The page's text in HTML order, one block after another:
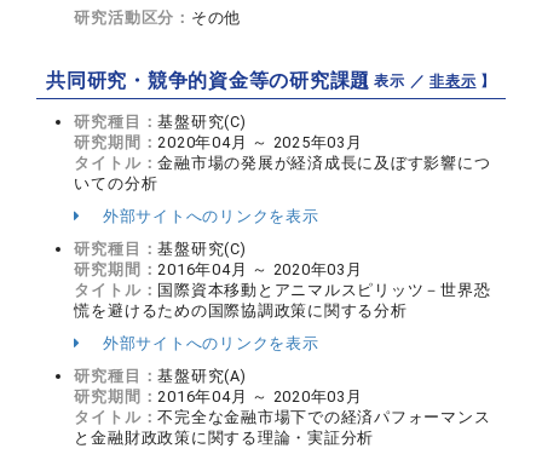
研究活動区分： その他
共同研究・競争的資金等の研究課題【 表示 ／非表示 】
研究種目：基盤研究(C)
研究期間：2020年04月 ～ 2025年03月
タイトル：金融市場の発展が経済成長に及ぼす影響につ
いての分析
外部サイトへのリンクを表示
研究種目：基盤研究(C)
研究期間：2016年04月 ～ 2020年03月
タイトル： 国際資本移動とアニマルスピリッツ－世界恐
慌を避けるための国際協調政策に関する分析
外部サイトへのリンクを表示
研究種目：基盤研究(A)
研究期間：2016年04月 ～ 2020年03月
タイトル：不完全な金融市場下での経済パフォーマンス
と金融財政政策に関する理論・実証分析